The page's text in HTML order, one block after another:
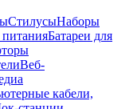
СтилусыНаборы
Батареи для
Веб-
кабели,